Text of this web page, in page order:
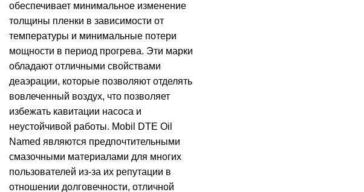
обеспечивает минимальное изменение
толщины пленки в зависимости от
температуры и минимальные потери
мощности в период прогрева. Эти марки
обладают отличными свойствами
деаэрации, которые позволяют отделять
вовлеченный воздух, что позволяет
избежать кавитации насоса и
неустойчивой работы. Mobil DTE Oil
Named являются предпочтительными
смазочными материалами для многих
пользователей из-за их репутации в
отношении долговечности, отличной